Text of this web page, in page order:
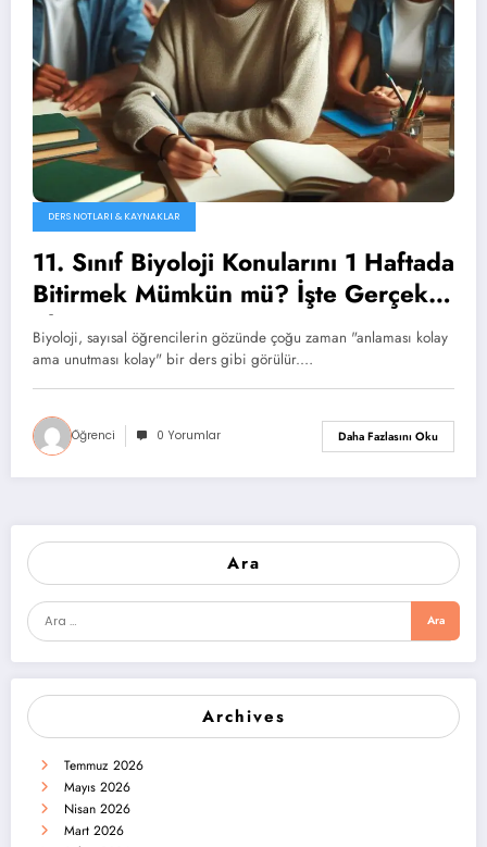
DERS NOTLARI & KAYNAKLAR
11. Sınıf Biyoloji Konularını 1 Haftada
Bitirmek Mümkün mü? İşte Gerçek
Plan
Biyoloji, sayısal öğrencilerin gözünde çoğu zaman "anlaması kolay
ama unutması kolay" bir ders gibi görülür.…
Öğrenci 0 Yorumlar Daha Fazlasını Oku
Ara
Archives
Temmuz 2026
Mayıs 2026
Nisan 2026
Mart 2026